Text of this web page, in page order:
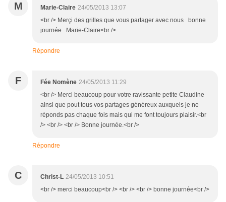
M Marie-Claire 24/05/2013 13:07
<br /> Merçi des grilles que vous partager avec nous bonne
journée Marie-Claire<br />
Répondre
F Fée Nomène 24/05/2013 11:29
<br /> Merci beaucoup pour votre ravissante petite Claudine
ainsi que pout tous vos partages généreux auxquels je ne
réponds pas chaque fois mais qui me font toujours plaisir.<br
/> <br /> <br /> Bonne journée.<br />
Répondre
C Christ-L 24/05/2013 10:51
<br /> merci beaucoup<br /> <br /> <br /> bonne journée<br />